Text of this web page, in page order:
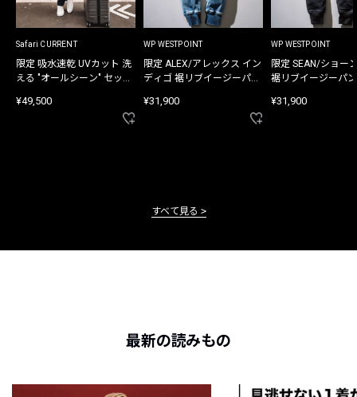
Safari CURRENT
限定 吸水速乾 UVカット 洗
える "オールシーン" セット
¥49,500
WP WESTPOINT
限定 ALEX/アレックス イン
ディゴ 裾リブイージーパン
¥31,900
WP WESTPOINT
限定 SEAN/ショー
裾リブイージーパ
¥31,900
すべて見る
最新の読みもの